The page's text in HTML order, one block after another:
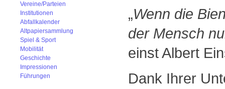
Vereine/Parteien
Institutionen
Abfallkalender
Altpapiersammlung
Spiel & Sport
Mobilität
Geschichte
Impressionen
Führungen
„Wenn die
der Mensch
einst Albert
Dank Ihrer